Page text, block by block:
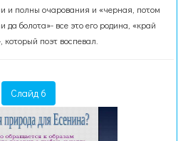
и полны очарования и «черная, потом
да болота»- все это его родина, «край
поэт воспевал.
Слайд 6